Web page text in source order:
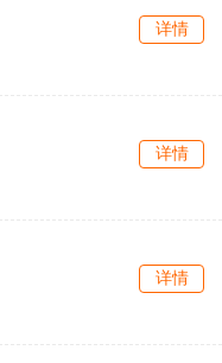
详情
详情
详情